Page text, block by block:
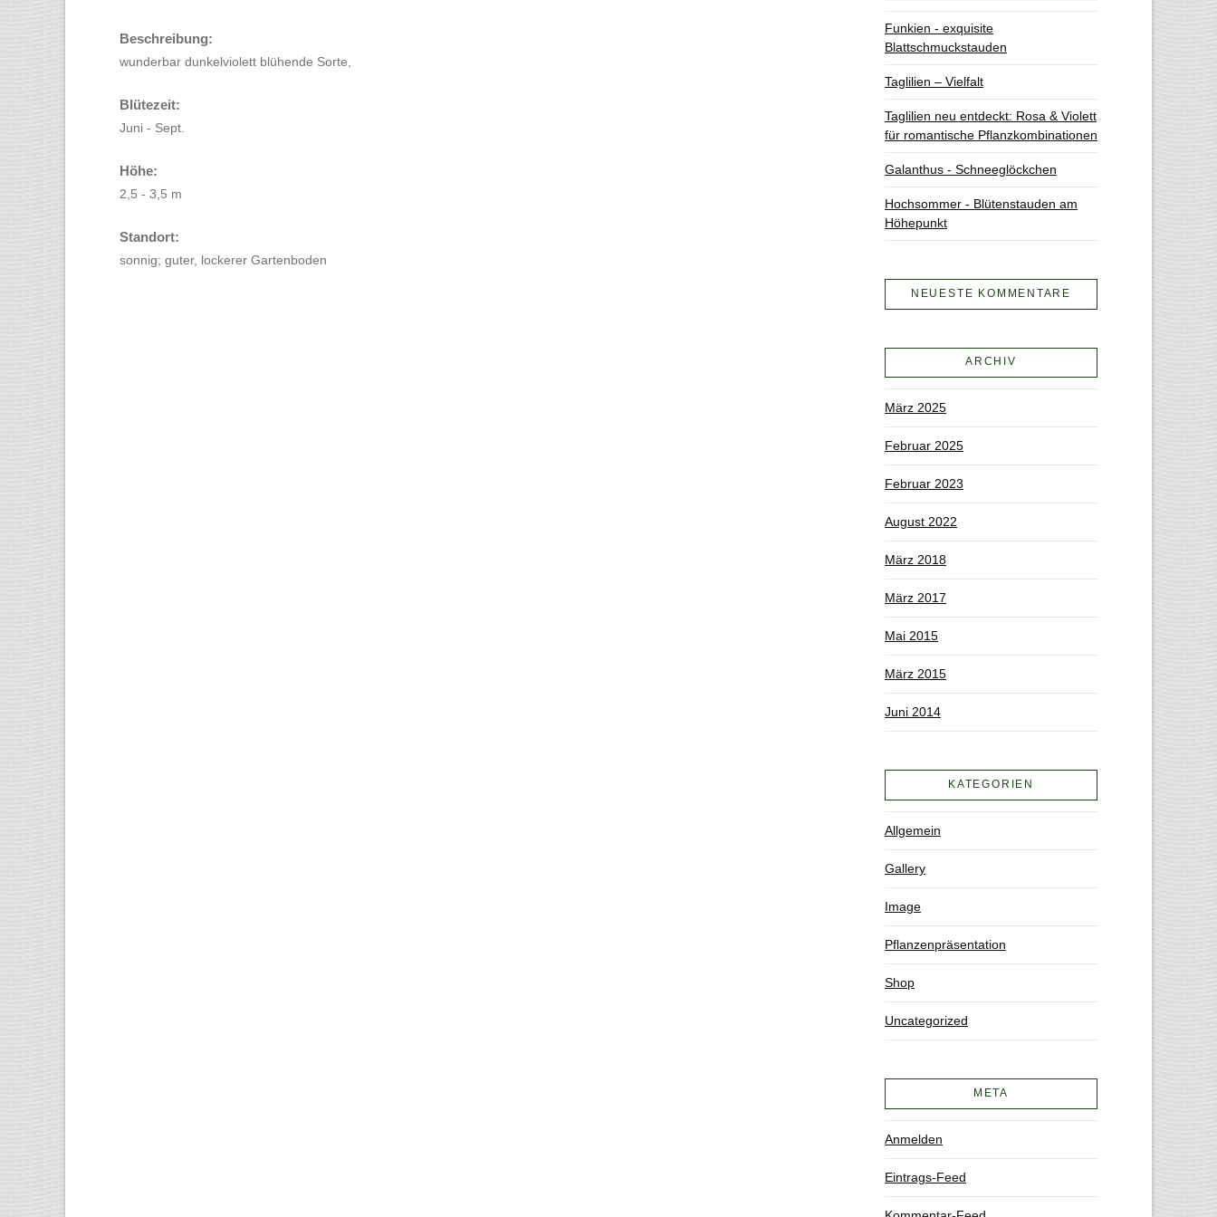
Beschreibung:
wunderbar dunkelviolett blühende Sorte,
Blütezeit:
Juni - Sept.
Höhe:
2,5 - 3,5 m
Standort:
sonnig; guter, lockerer Gartenboden
Funkien - exquisite
Blattschmuckstauden
Taglilien – Vielfalt
Taglilien neu entdeckt: Rosa & Violett
für romantische Pflanzkombinationen
Galanthus - Schneeglöckchen
Hochsommer - Blütenstauden am
Höhepunkt
NEUESTE KOMMENTARE
ARCHIV
März 2025
Februar 2025
Februar 2023
August 2022
März 2018
März 2017
Mai 2015
März 2015
Juni 2014
KATEGORIEN
Allgemein
Gallery
Image
Pflanzenpräsentation
Shop
Uncategorized
META
Anmelden
Eintrags-Feed